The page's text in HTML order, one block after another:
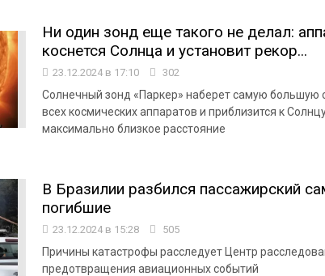
Ни один зонд еще такого не делал:
коснется Солнца и установит рекор...
23.12.2024 в 17:10 302
Солнечный зонд «Паркер» наберет самую большую
всех космических аппаратов и приблизится к
максимально близкое расстояние
В Бразилии разбился пассажирский
погибшие
23.12.2024 в 15:28 505
Причины катастрофы расследует Центр
предотвращения авиационных событий